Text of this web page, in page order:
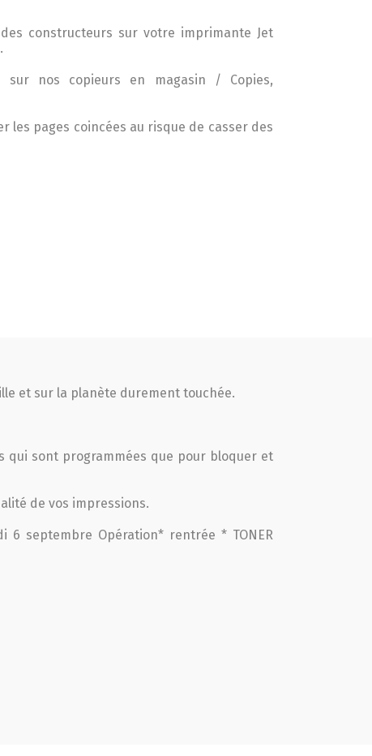
constructeurs sur votre imprimante Jet
sur nos copieurs en magasin / Copies,
les pages coincées au risque de casser des
et sur la planète durement touchée.
qui sont programmées que pour bloquer et
de vos impressions.
septembre Opération* rentrée * TONER